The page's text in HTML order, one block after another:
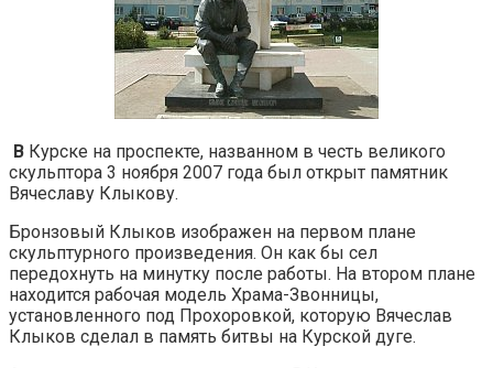
В Курске на проспекте, названном в честь великого
скульптора 3 ноября 2007 года был открыт памятник
Вячеславу Клыкову.
Бронзовый Клыков изображен на первом плане
скульптурного произведения. Он как бы сел
передохнуть на минутку после работы. На втором плане
находится рабочая модель Храма-Звонницы,
установленного под Прохоровкой, которую Вячеслав
Клыков сделал в память битвы на Курской дуге.